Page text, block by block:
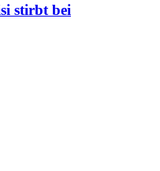
stirbt bei